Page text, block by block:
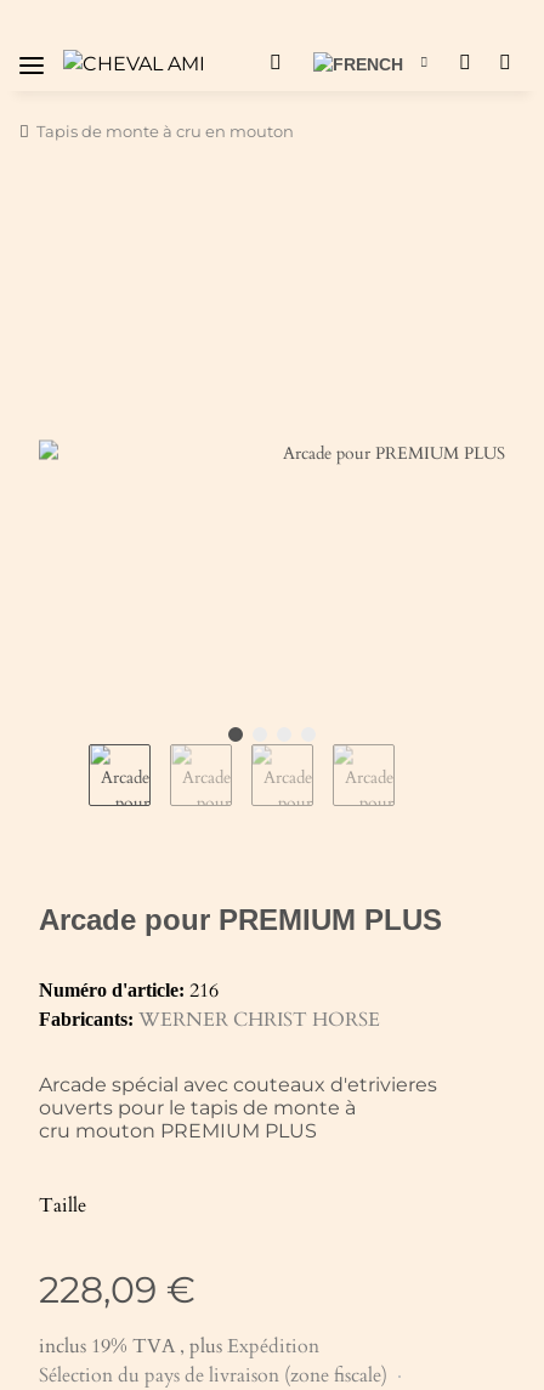
Tapis de monte à cru en mouton
Arcade pour PREMIUM PLUS
Numéro d'article: 216
Fabricants: WERNER CHRIST HORSE
Arcade spécial avec couteaux d'etrivieres
ouverts pour le tapis de monte à
cru mouton PREMIUM PLUS
Taille
228,09 €
inclus 19% TVA , plusExpédition
Sélection du pays de livraison (zone fiscale)